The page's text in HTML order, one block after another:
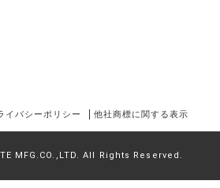
イバシーポリシー 他社商標に関する表示
MFG.CO.,LTD. All Rights Reserved.